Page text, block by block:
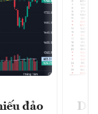
đảo
Dự